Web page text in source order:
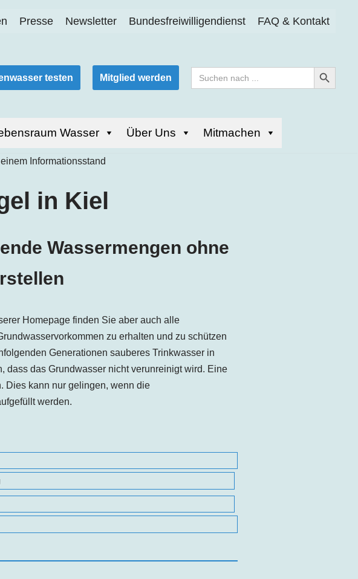
Presse Newsletter Bundesfreiwilligendienst FAQ & Kontakt
testen Mitglied werden
Search
for:
Search Button
Wasser Über Uns Mitmachen
in Kiel
Wassermengen ohne
Homepage finden Sie aber auch alle
zu erhalten und zu schützen
Generationen sauberes Trinkwasser in
dass das Grundwasser nicht verunreinigt wird. Eine
Dies kann nur gelingen, wenn die
werden.